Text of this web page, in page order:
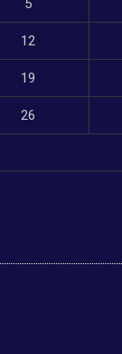
5
12
19
26